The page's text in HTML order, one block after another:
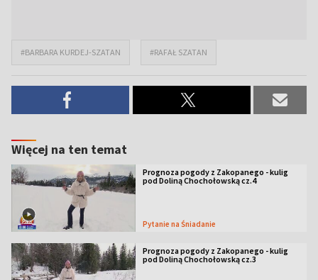
#BARBARA KURDEJ-SZATAN #RAFAŁ SZATAN
Więcej na ten temat
Prognoza pogody z Zakopanego - kulig
pod Doliną Chochołowską cz.4
Pytanie na Śniadanie
Prognoza pogody z Zakopanego - kulig
pod Doliną Chochołowską cz.3